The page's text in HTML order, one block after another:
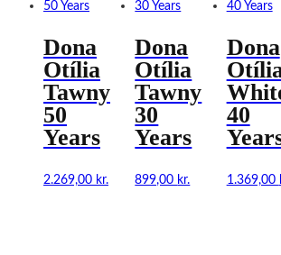
Dona
Otília
Tawny
50
Years
2.269,00 kr.
Dona
Otília
Tawny
30
Years
899,00 kr.
Dona
40
1.369,00